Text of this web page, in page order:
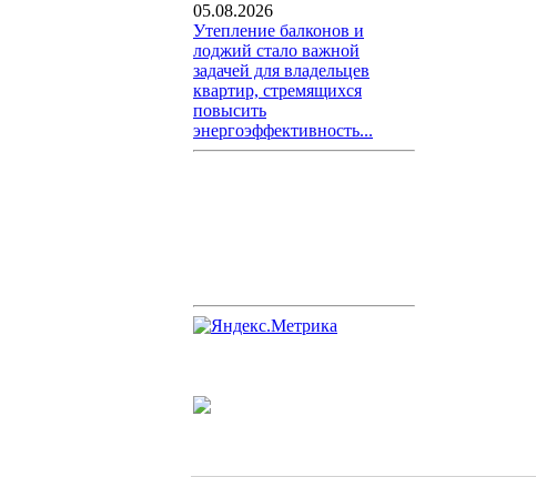
05.08.2026
Утепление балконов и
лоджий стало важной
задачей для владельцев
квартир, стремящихся
повысить
энергоэффективность...